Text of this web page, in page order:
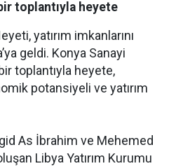
toplantıyla heyete
yatırım imkanlarını
geldi. Konya Sanayi
toplantıyla heyete,
potansiyeli ve yatırım
As İbrahim ve Mehemed
Libya Yatırım Kurumu